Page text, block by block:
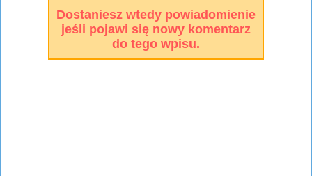
Dostaniesz wtedy powiadomienie
jeśli pojawi się nowy komentarz
do tego wpisu.